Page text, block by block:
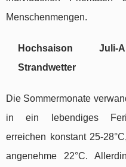
Menschenmengen.
Hochsaison Juli-
Strandwetter
Die Sommermonate
in ein lebendiges
erreichen konstant 25-
angenehme 22°C.